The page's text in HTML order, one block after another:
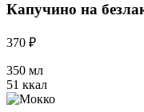
Капучино на
370 ₽
350 мл
51 ккал